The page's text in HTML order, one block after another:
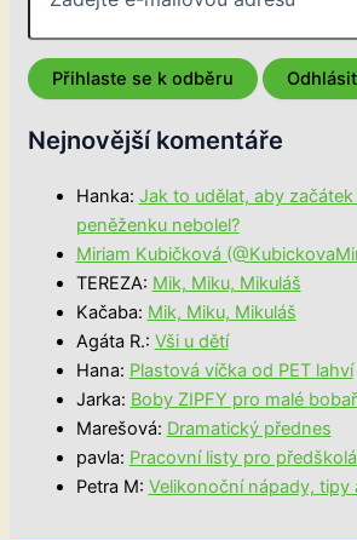
Nejnovější komentáře
Hanka: Jak to udělat, aby
peněženku nebolel?
Miriam Kubičková
TEREZA: Mik, Miku, Mikuláš
Kačaba: Mik, Miku, Mikuláš
Agáta R.: Vši u dětí
Hana: Plastová víčka od PET lahví
Jarka: Boby ZIPFY pro malé
Marešová: Dramatický přednes
pavla: Pracovní listy pro
Petra M: Velikonoční nápady, tipy